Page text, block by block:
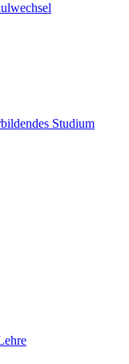
Studium